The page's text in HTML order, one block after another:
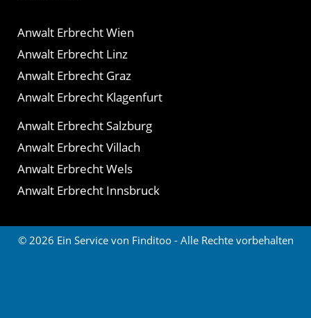
Anwalt Erbrecht Wien
Anwalt Erbrecht Linz
Anwalt Erbrecht Graz
Anwalt Erbrecht Klagenfurt
Anwalt Erbrecht Salzburg
Anwalt Erbrecht Villach
Anwalt Erbrecht Wels
Anwalt Erbrecht Innsbruck
© 2026 Ein Service von Finditoo - Alle Rechte vorbehalten